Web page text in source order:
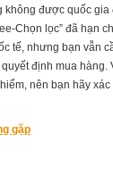
không được quốc gia
Chọn lọc” đã hạn
tế, nhưng bạn vẫn
định mua hàng.
nên bạn hãy
gặp